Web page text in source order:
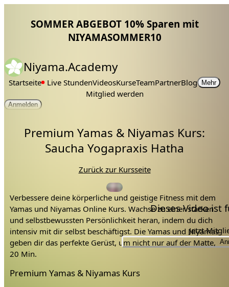
SOMMER ABGEBOT 10% Sparen mit
NIYAMASOMMER10
Niyama.Academy
Startseite Live StundenVideosKurseTeamPartnerBlog Mehr
Mitglied werden
Anmelden
Premium Yamas & Niyamas Kurs:
Saucha Yogapraxis Hatha
Zurück zur Kursseite
Dieses Video ist
Jetzt
Verbessere deine körperliche und geistige Fitness mit dem
Yamas und Niyamas Online Kurs. Wachse zu einer starken
und selbstbewussten Persönlichkeit heran, indem du dich
intensiv mit dir selbst beschäftigst. Die Yamas und Niyamas
geben dir das perfekte Gerüst, um nicht nur auf der Matte,
sondern auch leicht durch das Leben zu fließen.
Lerne mit Konflikten besser umzugehen.
20 Min.
Premium Yamas & Niyamas Kurs